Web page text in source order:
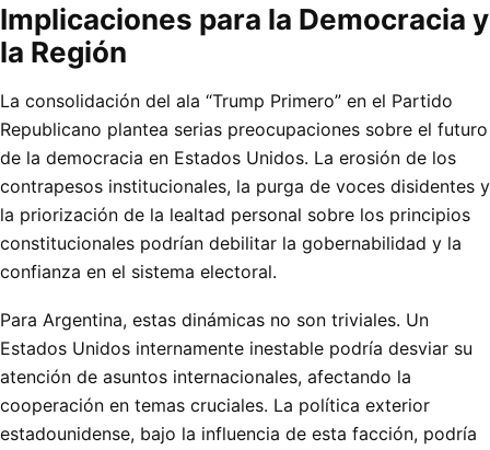
Implicaciones para la Democracia y
la Región
La consolidación del ala “Trump Primero” en el Partido
Republicano plantea serias preocupaciones sobre el futuro
de la democracia en Estados Unidos. La erosión de los
contrapesos institucionales, la purga de voces disidentes y
la priorización de la lealtad personal sobre los principios
constitucionales podrían debilitar la gobernabilidad y la
confianza en el sistema electoral.
Para Argentina, estas dinámicas no son triviales. Un
Estados Unidos internamente inestable podría desviar su
atención de asuntos internacionales, afectando la
cooperación en temas cruciales. La política exterior
estadounidense, bajo la influencia de esta facción, podría